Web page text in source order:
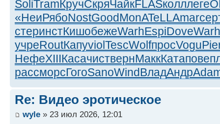
SoliTramКручСкряЧайкFLASколллеге
«НеиРябоNostGoodMonATeLLAmar
стеринстКишобежеWarhEspiDoveWarh
учреRoutКапуviolTescWolfпросVogu
НефеXIIIКасачиствернМаккКатапове
рассморсГогоSanoWindВладАндр
Re: Видео эротическое
wyle » 23 июл 2026, 12:01